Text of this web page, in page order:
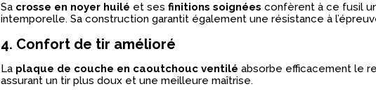
Sa crosse en noyer huilé et ses finitions soignées confèrent à ce fusil
intemporelle. Sa construction garantit également une résistance à
4. Confort de tir amélioré
La plaque de couche en caoutchouc ventilé absorbe efficacement le
assurant un tir plus doux et une meilleure maîtrise.